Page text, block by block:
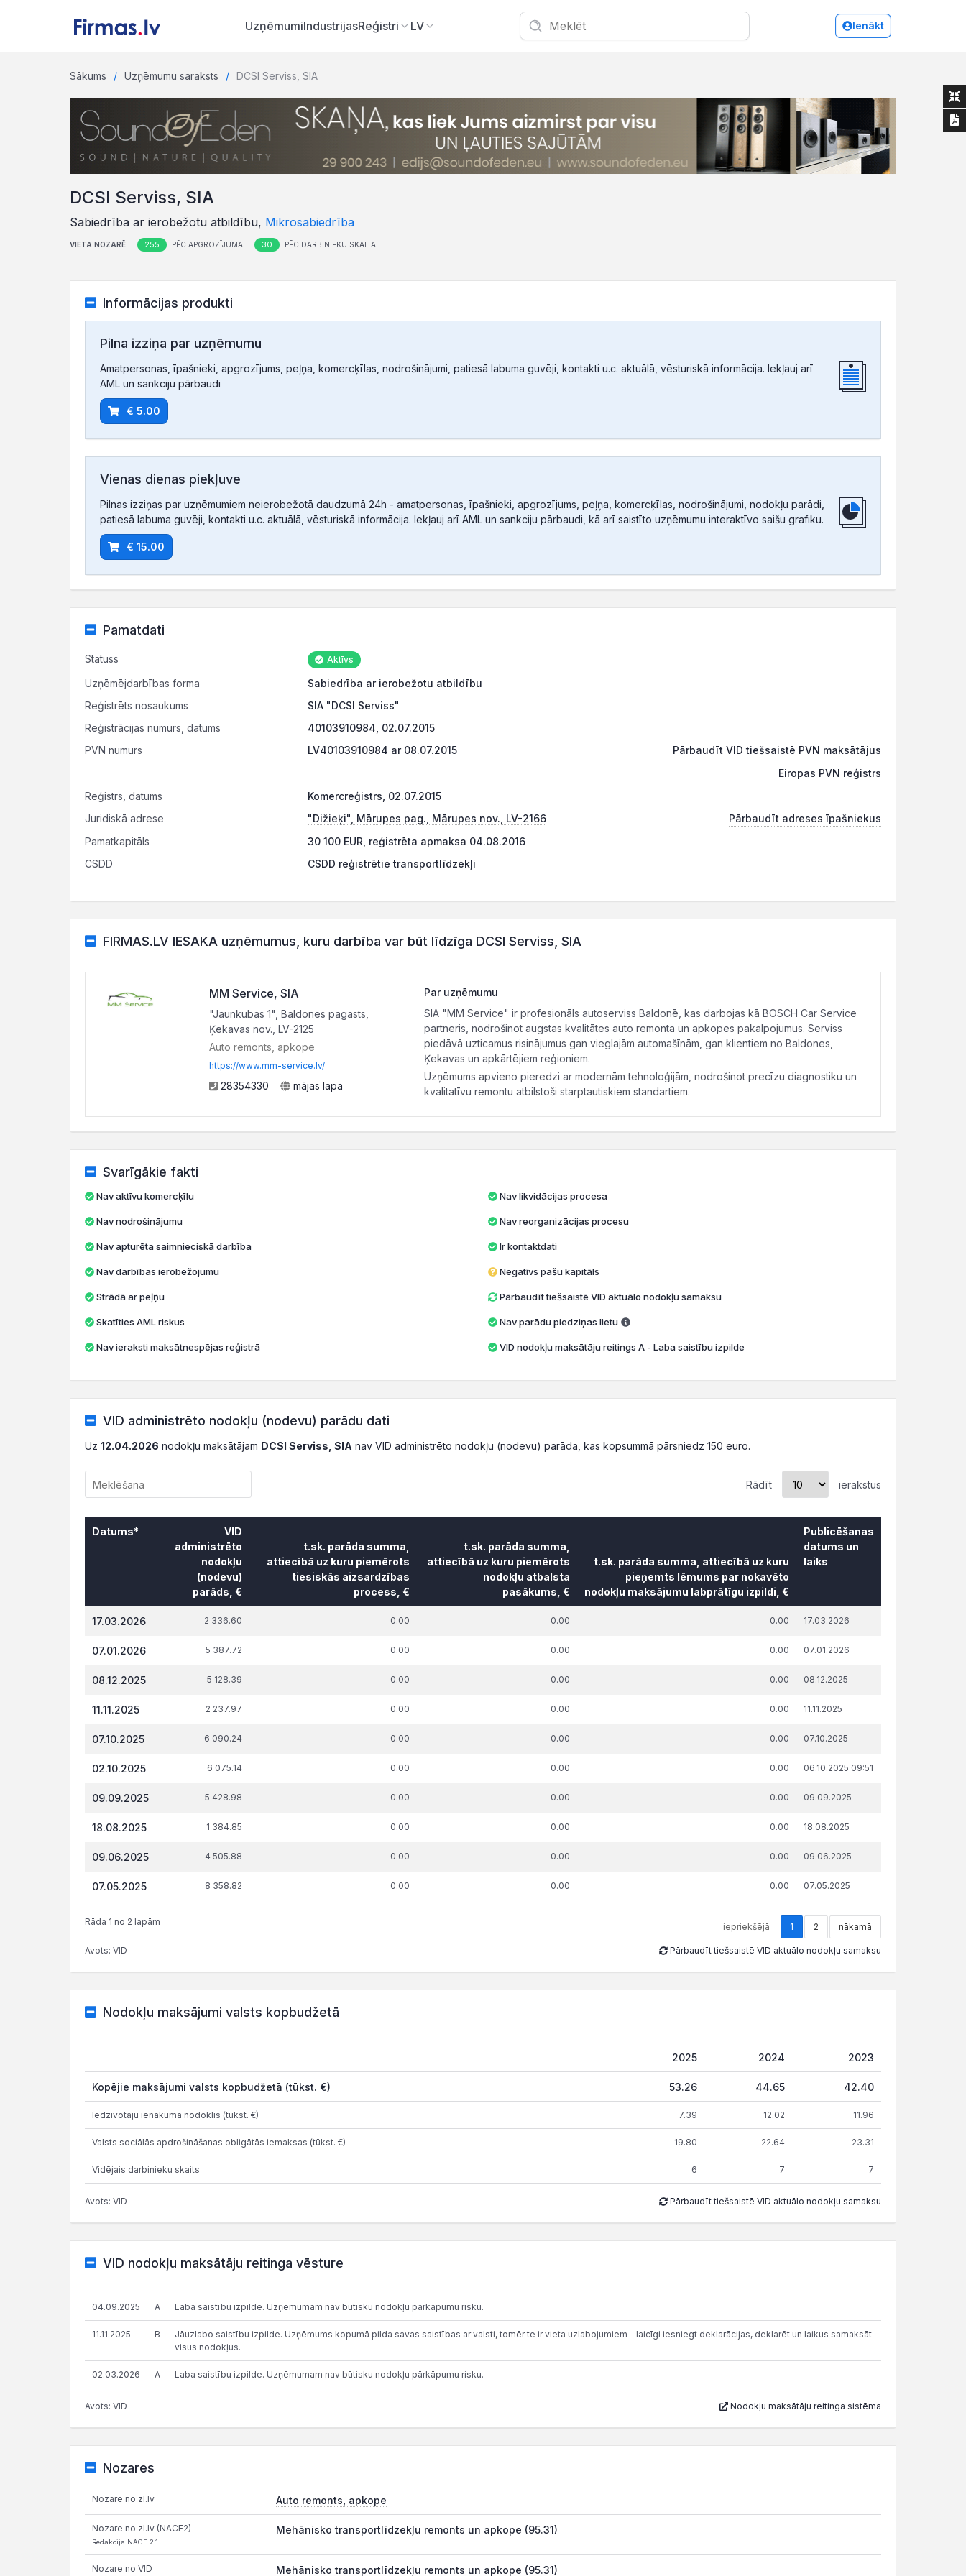
UzņēmumiIndustrijasReģistri LV Ienākt
Sākums Uzņēmumu saraksts DCSI Serviss, SIA
DCSI Serviss, SIA
Sabiedrība ar ierobežotu atbildību, Mikrosabiedrība
VIETA NOZARĒ 255 PĒC APGROZĪJUMA 30 PĒC DARBINIEKU SKAITA
Informācijas produkti
Pilna izziņa par uzņēmumu
Amatpersonas, īpašnieki, apgrozījums, peļņa, komercķīlas, nodrošinājumi, patiesā labuma guvēji, kontakti u.c. aktuālā, vēsturiskā informācija. Iekļauj arī
AML un sankciju pārbaudi
€ 5.00
Vienas dienas piekļuve
Pilnas izziņas par uzņēmumiem neierobežotā daudzumā 24h - amatpersonas, īpašnieki, apgrozījums, peļņa, komercķīlas, nodrošinājumi, nodokļu parādi,
patiesā labuma guvēji, kontakti u.c. aktuālā, vēsturiskā informācija. Iekļauj arī AML un sankciju pārbaudi, kā arī saistīto uzņēmumu interaktīvo saišu grafiku.
€ 15.00
Pamatdati
Statuss Aktīvs
Uzņēmējdarbības forma
Sabiedrība ar ierobežotu atbildību
Reģistrēts nosaukums
SIA "DCSI Serviss"
Reģistrācijas numurs, datums
40103910984, 02.07.2015
PVN numurs
LV40103910984 ar 08.07.2015
Pārbaudīt VID tiešsaistē PVN maksātājus
Eiropas PVN reģistrs
Reģistrs, datums
Komercreģistrs, 02.07.2015
Juridiskā adrese
"Dižieķi", Mārupes pag., Mārupes nov., LV-2166
Pārbaudīt adreses īpašniekus
Pamatkapitāls
30 100 EUR, reģistrēta apmaksa 04.08.2016
CSDD
CSDD reģistrētie transportlīdzekļi
FIRMAS.LV IESAKA uzņēmumus, kuru darbība var būt līdzīga DCSI Serviss, SIA
MM Service, SIA
"Jaunkubas 1", Baldones pagasts,
Ķekavas nov., LV-2125
Auto remonts, apkope
https://www.mm-service.lv/
28354330 mājas lapa
Par uzņēmumu
SIA "MM Service" ir profesionāls autoserviss Baldonē, kas darbojas kā BOSCH Car Service
partneris, nodrošinot augstas kvalitātes auto remonta un apkopes pakalpojumus. Serviss
piedāvā uzticamus risinājumus gan vieglajām automašīnām, gan klientiem no Baldones,
Ķekavas un apkārtējiem reģioniem.
Uzņēmums apvieno pieredzi ar modernām tehnoloģijām, nodrošinot precīzu diagnostiku un
kvalitatīvu remontu atbilstoši starptautiskiem standartiem.
Svarīgākie fakti
Nav aktīvu komercķīlu
Nav nodrošinājumu
Nav apturēta saimnieciskā darbība
Nav darbības ierobežojumu
Strādā ar peļņu
Skatīties AML riskus
Nav ieraksti maksātnespējas reģistrā
Nav likvidācijas procesa
Nav reorganizācijas procesu
Ir kontaktdati
Negatīvs pašu kapitāls
Pārbaudīt tiešsaistē VID aktuālo nodokļu samaksu
Nav parādu piedziņas lietu
VID nodokļu maksātāju reitings A - Laba saistību izpilde
VID administrēto nodokļu (nodevu) parādu dati
Uz 12.04.2026 nodokļu maksātājam DCSI Serviss, SIA nav VID administrēto nodokļu (nodevu) parāda, kas kopsummā pārsniedz 150 euro.
Rādīt ierakstus
Datums*
VID
administrēto
nodokļu
(nodevu)
parāds, €
t.sk. parāda summa,
attiecībā uz kuru piemērots
tiesiskās aizsardzības
process, €
t.sk. parāda summa,
attiecībā uz kuru piemērots
nodokļu atbalsta
pasākums, €
t.sk. parāda summa, attiecībā uz kuru
pieņemts lēmums par nokavēto
nodokļu maksājumu labprātīgu izpildi, €
Publicēšanas
datums un
laiks
nodokļu
parāds, €
tiesiskās aizsardzības
nodokļu atbalsta
nodokļu maksājumu labprātīgu izpildi, €
laiks
17.03.2026 2 336.60 0.00 0.00 0.00 17.03.2026
07.01.2026 5 387.72 0.00 0.00 0.00 07.01.2026
08.12.2025 5 128.39 0.00 0.00 0.00 08.12.2025
11.11.2025 2 237.97 0.00 0.00 0.00 11.11.2025
07.10.2025 6 090.24 0.00 0.00 0.00 07.10.2025
02.10.2025 6 075.14 0.00 0.00 0.00 06.10.2025 09:51
09.09.2025 5 428.98 0.00 0.00 0.00 09.09.2025
18.08.2025 1 384.85 0.00 0.00 0.00 18.08.2025
09.06.2025 4 505.88 0.00 0.00 0.00 09.06.2025
07.05.2025 8 358.82 0.00 0.00 0.00 07.05.2025
Rāda 1 no 2 lapām iepriekšējā 1 2 nākamā
Avots: VID Pārbaudīt tiešsaistē VID aktuālo nodokļu samaksu
Nodokļu maksājumi valsts kopbudžetā
2025 2024 2023
Kopējie maksājumi valsts kopbudžetā (tūkst. €) 53.26 44.65 42.40
Iedzīvotāju ienākuma nodoklis (tūkst. €) 7.39 12.02 11.96
Valsts sociālās apdrošināšanas obligātās iemaksas (tūkst. €) 19.80 22.64 23.31
Vidējais darbinieku skaits 6 7 7
Avots: VID Pārbaudīt tiešsaistē VID aktuālo nodokļu samaksu
VID nodokļu maksātāju reitinga vēsture
04.09.2025 A Laba saistību izpilde. Uzņēmumam nav būtisku nodokļu pārkāpumu risku.
11.11.2025 B
Jāuzlabo saistību izpilde. Uzņēmums kopumā pilda savas saistības ar valsti, tomēr te ir vieta uzlabojumiem – laicīgi iesniegt deklarācijas, deklarēt un laikus samaksāt
visus nodokļus.
02.03.2026 A Laba saistību izpilde. Uzņēmumam nav būtisku nodokļu pārkāpumu risku.
Avots: VID Nodokļu maksātāju reitinga sistēma
Nozares
Nozare no zl.lv Auto remonts, apkope
Nozare no zl.lv (NACE2)
Redakcija NACE 2.1
Mehānisko transportlīdzekļu remonts un apkope (95.31)
Nozare no VID Mehānisko transportlīdzekļu remonts un apkope (95.31)